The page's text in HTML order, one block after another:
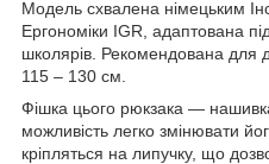
Модель схвалена німецьким
Ергономіки IGR, адаптована під
школярів. Рекомендована для
115 – 130 см.
Фішка цього рюкзака —
можливість легко змінювати
кріпляться на липучку, що